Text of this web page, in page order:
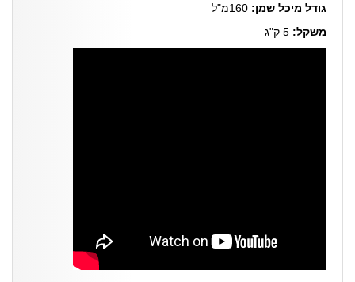
גודל מיכל שמן:
משקל: